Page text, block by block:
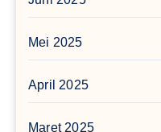
Mei 2025
April 2025
Maret 2025